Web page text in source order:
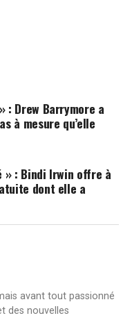
: Drew Barrymore a
à mesure qu’elle
» : Bindi Irwin offre à
dont elle a
avant tout passionné
des nouvelles